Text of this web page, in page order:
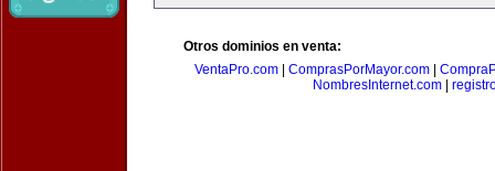
Otros dominios en venta:
VentaPro.com| ComprasPorMayor.com|
NombresInternet.com